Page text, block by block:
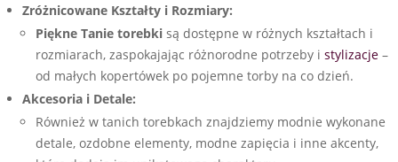
Zróżnicowane Kształty i Rozmiary:
Piękne Tanie torebki są dostępne w różnych kształtach i
rozmiarach, zaspokajając różnorodne potrzeby i stylizacje –
od małych kopertówek po pojemne torby na co dzień.
Akcesoria i Detale:
Również w tanich torebkach znajdziemy modnie wykonane
detale, ozdobne elementy, modne zapięcia i inne akcenty,